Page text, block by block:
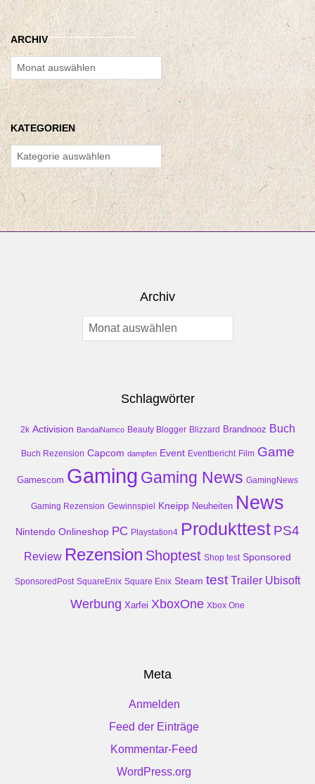
ARCHIV
Archiv
KATEGORIEN
Kategorien
Archiv
Archiv
Schlagwörter
2k Activision BandaiNamco Beauty Blogger Blizzard Brandnooz Buch
Buch Rezension Capcom dampfen Event Eventbericht Film Game
Gamescom Gaming Gaming News GamingNews
Gaming Rezension Gewinnspiel Kneipp Neuheiten News
Nintendo Onlineshop PC Playstation4 Produkttest PS4
Review Rezension Shoptest Shop test Sponsored
SponsoredPost SquareEnix Square Enix Steam test Trailer Ubisoft
Werbung Xarfei XboxOne Xbox One
Meta
Anmelden
Feed der Einträge
Kommentar-Feed
WordPress.org